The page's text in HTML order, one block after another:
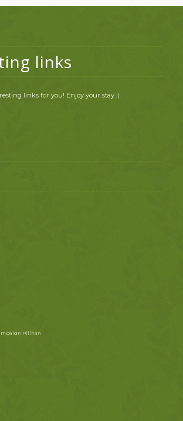
links
links for you! Enjoy your stay :)
Pilihan